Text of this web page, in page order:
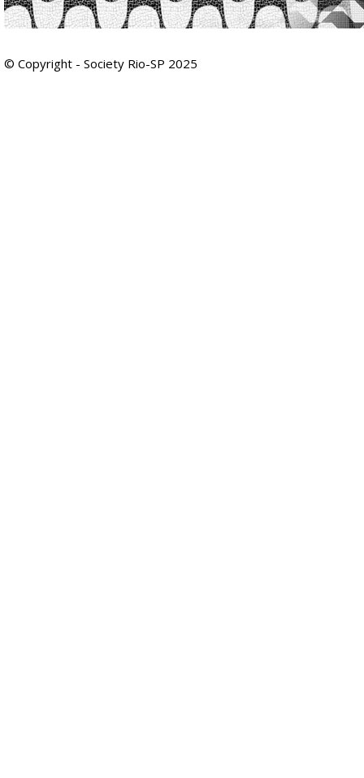
© Copyright - Society Rio-SP 2025